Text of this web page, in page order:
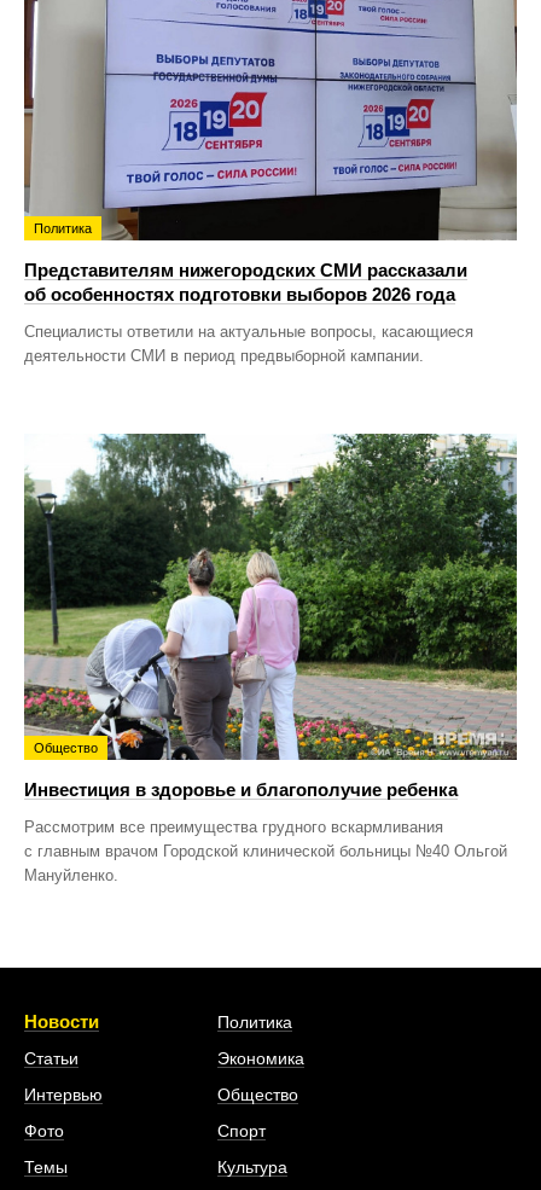
Политика
Представителям нижегородских СМИ рассказали
об особенностях подготовки выборов 2026 года
Специалисты ответили на актуальные вопросы, касающиеся
деятельности СМИ в период предвыборной кампании.
Общество
Инвестиция в здоровье и благополучие ребенка
Рассмотрим все преимущества грудного вскармливания
с главным врачом Городской клинической больницы №40 Ольгой
Мануйленко.
Новости
Статьи
Интервью
Фото
Темы
Политика
Экономика
Общество
Спорт
Культура